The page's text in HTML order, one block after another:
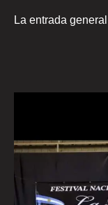
La entrada